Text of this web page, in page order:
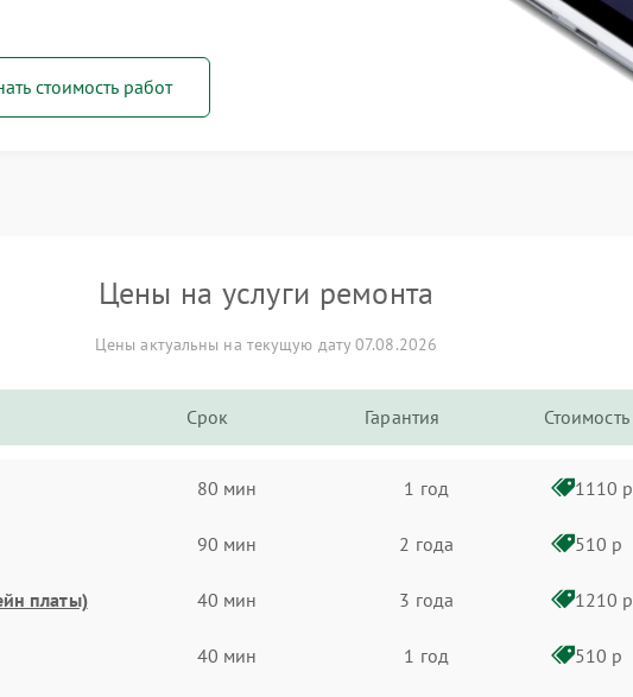
стоимость работ
Цены на услуги ремонта
Цены актуальны на текущую дату 07.08.2026
Срок Гарантия Стоимость
80 мин 1 год 1110 р
90 мин 2 года 510 р
платы) 40 мин 3 года 1210 р
40 мин 1 год 510 р